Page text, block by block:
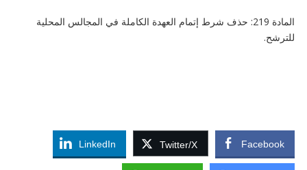
المادة 219: حذف شرط إتمام العهدة الكاملة في المجالس المحلية
للترشح.
Facebook
Twitter/X
LinkedIn